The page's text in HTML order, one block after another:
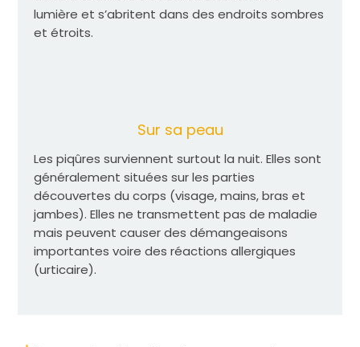
lumière et s’abritent dans des endroits sombres
et étroits.
Sur sa peau
Les piqûres surviennent surtout la nuit. Elles sont
généralement situées sur les parties
découvertes du corps (visage, mains, bras et
jambes). Elles ne transmettent pas de maladie
mais peuvent causer des démangeaisons
importantes voire des réactions allergiques
(urticaire).